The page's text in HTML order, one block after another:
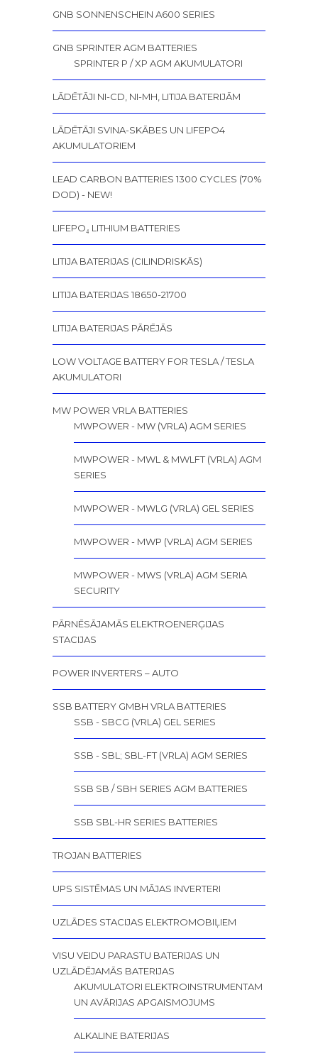
GNB SONNENSCHEIN A600 SERIES
GNB SPRINTER AGM BATTERIES
SPRINTER P / XP AGM AKUMULATORI
LĀDĒTĀJI NI-CD, NI-MH, LITIJA BATERIJĀM
LĀDĒTĀJI SVINA-SKĀBES UN LIFEPO4
AKUMULATORIEM
LEAD CARBON BATTERIES 1300 CYCLES (70%
DOD) - NEW!
LIFEPO₄ LITHIUM BATTERIES
LITIJA BATERIJAS (CILINDRISKĀS)
LITIJA BATERIJAS 18650-21700
LITIJA BATERIJAS PĀRĒJĀS
LOW VOLTAGE BATTERY FOR TESLA / TESLA
AKUMULATORI
MW POWER VRLA BATTERIES
MWPOWER - MW (VRLA) AGM SERIES
MWPOWER - MWL & MWLFT (VRLA) AGM
SERIES
MWPOWER - MWLG (VRLA) GEL SERIES
MWPOWER - MWP (VRLA) AGM SERIES
MWPOWER - MWS (VRLA) AGM SERIA
SECURITY
PĀRNĒSĀJAMĀS ELEKTROENERĢIJAS
STACIJAS
POWER INVERTERS – AUTO
SSB BATTERY GMBH VRLA BATTERIES
SSB - SBCG (VRLA) GEL SERIES
SSB - SBL; SBL-FT (VRLA) AGM SERIES
SSB SB / SBH SERIES AGM BATTERIES
SSB SBL-HR SERIES BATTERIES
TROJAN BATTERIES
UPS SISTĒMAS UN MĀJAS INVERTERI
UZLĀDES STACIJAS ELEKTROMOBIĻIEM
VISU VEIDU PARASTU BATERIJAS UN
UZLĀDĒJAMĀS BATERIJAS
AKUMULATORI ELEKTROINSTRUMENTAM
UN AVĀRIJAS APGAISMOJUMS
ALKALINE BATERIJAS